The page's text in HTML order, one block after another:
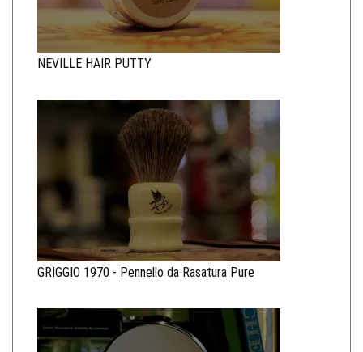
NEVILLE HAIR PUTTY
GRIGGIO 1970 - Pennello da Rasatura Pure